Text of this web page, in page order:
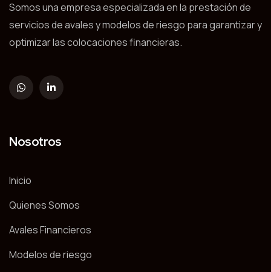
Somos una empresa especializada en la prestación de
servicios de avales y modelos de riesgo para garantizar y
optimizar las colocaciones financieras.
Nosotros
Inicio
Quienes Somos
Avales Financieros
Modelos de riesgo